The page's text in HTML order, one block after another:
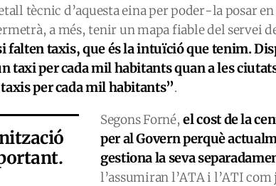
tècnic d’aquesta eina per poder-la posar
a més, tenir un mapa fiable del servei
falten taxis, que és la intuïció que tenim.
taxi per cada mil habitants quan a les
per cada mil habitants”.
Segons Forné,el cost de la
per al Govern perquè
gestiona la seva
l’assumiran l’ATA i l’ATI com